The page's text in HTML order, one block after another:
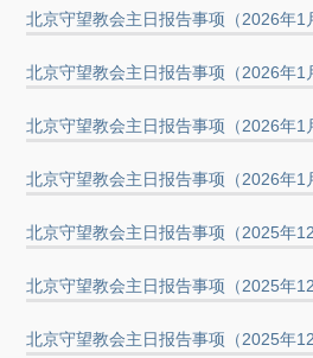
北京守望教会主日报告事项（2026年1
北京守望教会主日报告事项（2026年1
北京守望教会主日报告事项（2026年1
北京守望教会主日报告事项（2026年1
北京守望教会主日报告事项（2025年12
北京守望教会主日报告事项（2025年12
北京守望教会主日报告事项（2025年12